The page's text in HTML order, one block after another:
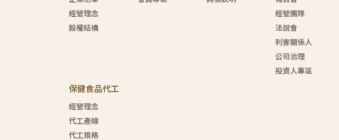
經營理念
股權結構
經營團隊
法說會
利害關係人
公司治理
投資人專區
保健食品代工
經營理念
代工產線
代工規格